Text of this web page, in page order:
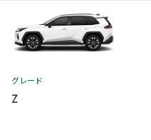
グレード
Z